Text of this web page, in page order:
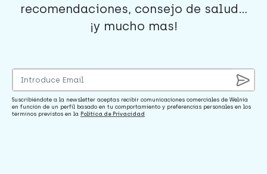
recomendaciones, consejo de salud...
¡y mucho mas!
Suscribiéndote a la newsletter aceptas recibir comunicaciones comerciales de Welnia
en función de un perfil basado en tu comportamiento y preferencias personales en los
términos previstos en la Política de Privacidad